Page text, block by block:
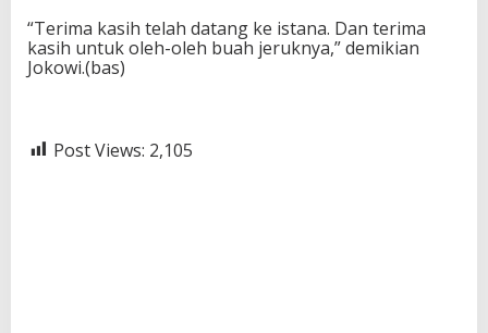
“Terima kasih telah datang ke istana. Dan terima
kasih untuk oleh-oleh buah jeruknya,” demikian
Jokowi.(bas)
Post Views: 2,105